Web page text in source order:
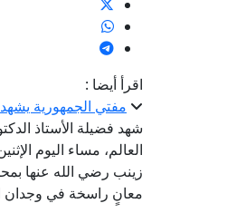
اقرأ أيضا :
مفتي الجمهورية يشهد
شهد فضيلة الأستاذ
زينب رضي الله عنها
معانٍ راسخة في وجدان